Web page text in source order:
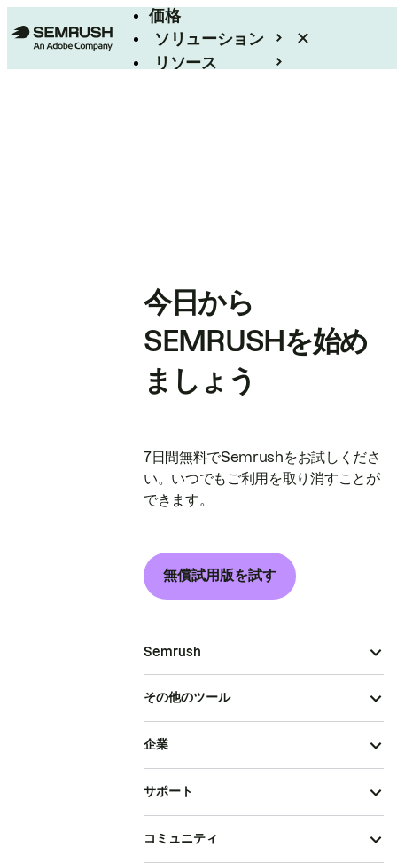
価格
ソリューション
リソース
今日から
SEMRUSHを始め
ましょう
7日間無料でSemrushをお試しくださ
い。いつでもご利用を取り消すことが
できます。
無償試用版を試す
Semrush
その他のツール
企業
サポート
コミュニティ